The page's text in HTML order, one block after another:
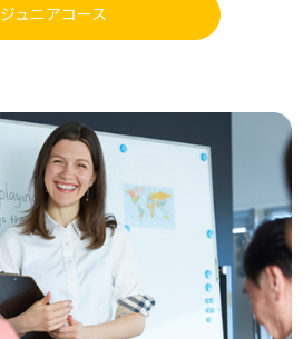
ジュニアコース